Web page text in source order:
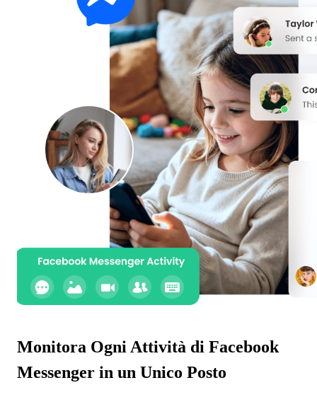
Monitora Ogni Attività di Facebook
Messenger in un Unico Posto